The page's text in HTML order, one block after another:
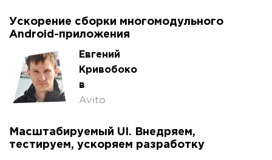
Ускорение сборки многомодульного
Android-приложения
Евгений
Кривобоко
в
Avito
Масштабируемый UI. Внедряем,
тестируем, ускоряем разработку